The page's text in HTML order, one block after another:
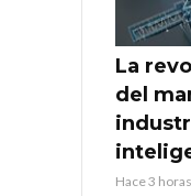
La
del
Hace 3 horas